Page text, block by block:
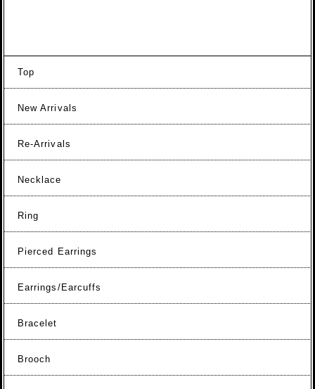
Top
New Arrivals
Re-Arrivals
Necklace
Ring
Pierced Earrings
Earrings/Earcuffs
Bracelet
Brooch